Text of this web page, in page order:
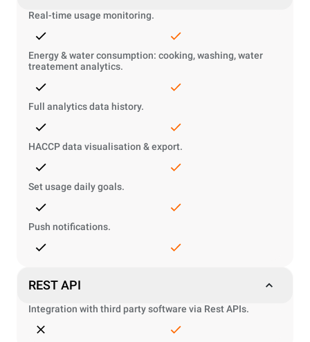
Real-time usage monitoring.
Energy & water consumption: cooking, washing, water
treatement analytics.
Full analytics data history.
HACCP data visualisation & export.
Set usage daily goals.
Push notifications.
REST API
Integration with third party software via Rest APIs.